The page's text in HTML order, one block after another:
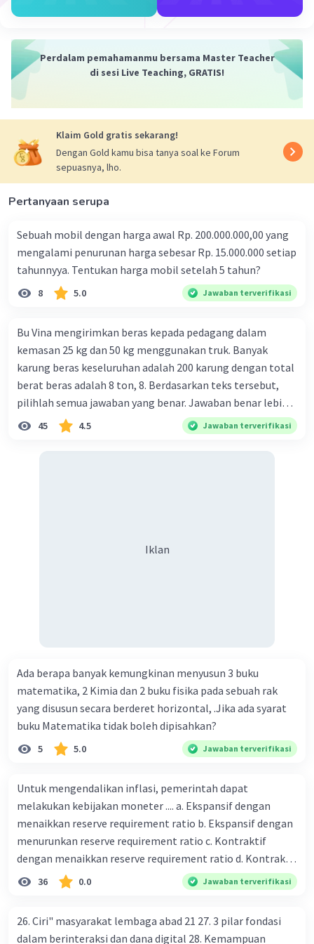
buangan yang tidak terpakai dari hasil kegiatan
Beri Rating·0.0(0) Balas
Perdalam pemahamanmu bersama Master Teacher
di sesi Live Teaching, GRATIS!
Klaim Gold gratis sekarang!
Dengan Gold kamu bisa tanya soal ke Forum
sepuasnya, lho.
Pertanyaan serupa
Sebuah mobil dengan harga awal Rp. 200.000.000,00 yang
mengalami penurunan harga sebesar Rp. 15.000.000 setiap
tahunnyya. Tentukan harga mobil setelah 5 tahun?
8 5.0 Jawaban terverifikasi
Bu Vina mengirimkan beras kepada pedagang dalam
kemasan 25 kg dan 50 kg menggunakan truk. Banyak
karung beras keseluruhan adalah 200 karung dengan total
berat beras adalah 8 ton, 8. Berdasarkan teks tersebut,
pilihlah semua jawaban yang benar. Jawaban benar lebih
dari satu. Banyak karung beras kemasan 25 kg adalah 50
buah. Banyak karung beras kemasan 50 kg adalah 150
harus dibayar oleh Bu Vina? A. Rp2.540.000 C. Rp2.312.000 B.
45 4.5 Jawaban terverifikasi
Iklan
Ada berapa banyak kemungkinan menyusun 3 buku
matematika, 2 Kimia dan 2 buku fisika pada sebuah rak
yang disusun secara berderet horizontal, .Jika ada syarat
buku Matematika tidak boleh dipisahkan?
5 5.0 Jawaban terverifikasi
Untuk mengendalikan inflasi, pemerintah dapat
melakukan kebijakan moneter .... a. Ekspansif dengan
menaikkan reserve requirement ratio b. Ekspansif dengan
menurunkan reserve requirement ratio c. Kontraktif
dengan menaikkan reserve requirement ratio d. Kontraktif
dengan menurunkan reserve requirement ratio e.
Ekspansif dengan menaikkan tingkat diskonto Bila Bank
ceteris paribus maka .... a. Menimbulkan inflasi di mana
36 0.0 Jawaban terverifikasi
26. Ciri" masyarakat lembaga abad 21 27. 3 pilar fondasi
dalam berinteraksi dan dana digital 28. Kemampuan